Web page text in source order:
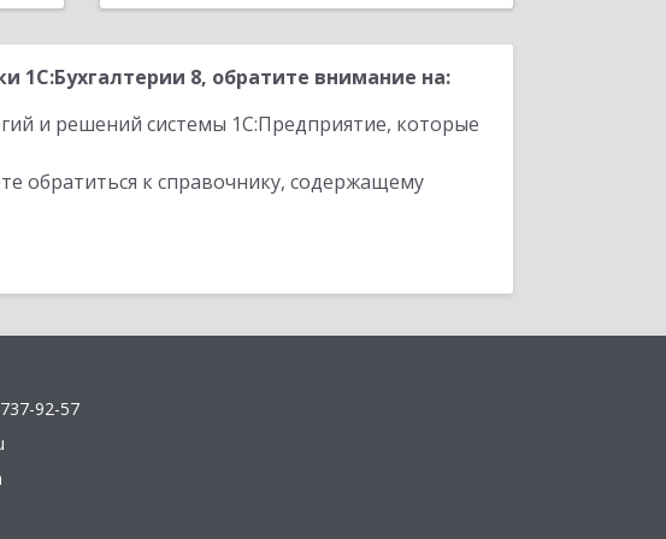
8, обратите внимание на:
и решений системы 1С:Предприятие, которые
обратиться к справочнику, содержащему
92-57